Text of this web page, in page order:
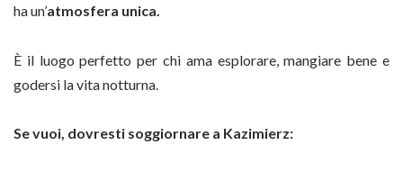
ha un’atmosfera unica.
È il luogo perfetto per chi ama esplorare, mangiare bene e
godersi la vita notturna.
Se vuoi, dovresti soggiornare a Kazimierz: